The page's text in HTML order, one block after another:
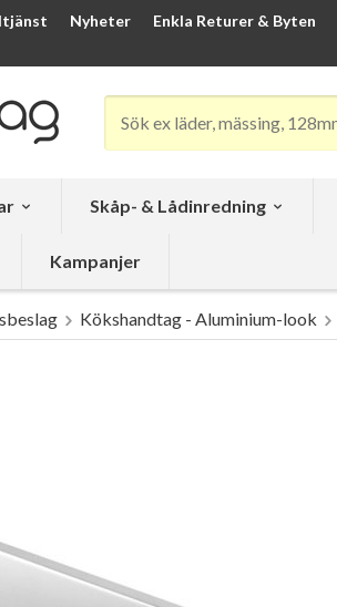
Nyheter Enkla Returer & Byten
Skåp- & Lådinredning
Kampanjer
Kökshandtag - Aluminium-look